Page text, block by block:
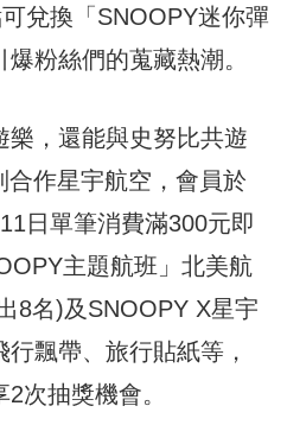
兌換「SNOOPY迷你彈
粉絲們的蒐藏熱潮。
樂，還能與史努比共遊
合作星宇航空，會員於
日單筆消費滿300元即
主題航班」北美航
8名)及SNOOPY X星宇
飄帶、旅行貼紙等，
次抽獎機會。